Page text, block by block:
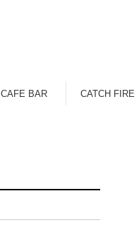
CAFE BAR CATCH FIRE